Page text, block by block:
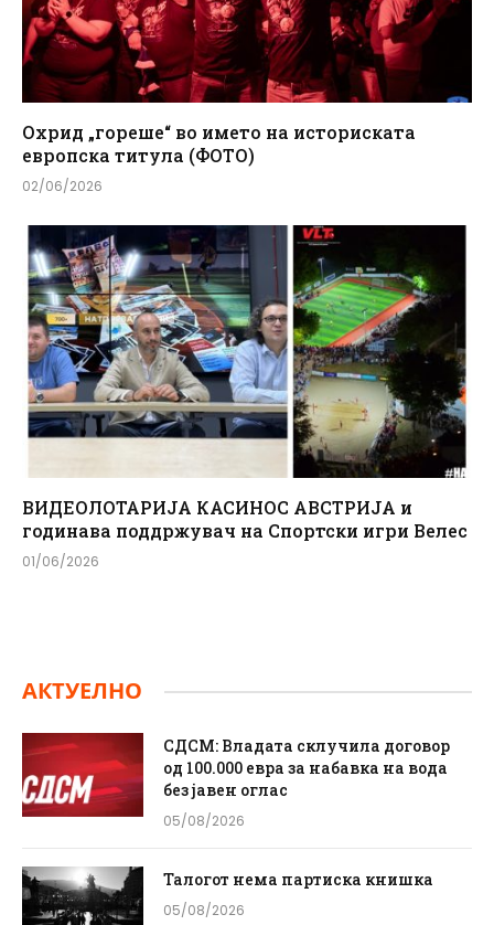
Охрид „гореше“ во името на историската
европска титула (ФОТО)
02/06/2026
ВИДЕОЛОТАРИЈА КАСИНОС АВСТРИЈА и
годинава поддржувач на Спортски игри Велес
01/06/2026
АКТУЕЛНО
СДСМ: Владата склучила договор
од 100.000 евра за набавка на вода
без јавен оглас
05/08/2026
Талогот нема партиска книшка
05/08/2026